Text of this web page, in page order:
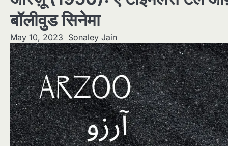
बॉलीवुड सिनेमा
May 10, 2023 Sonaley Jain